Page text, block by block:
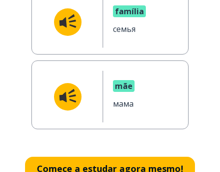
família
семья
mãe
мама
Comece a estudar agora mesmo!